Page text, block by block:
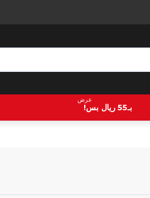
بـ55 ريال بس!
عرض